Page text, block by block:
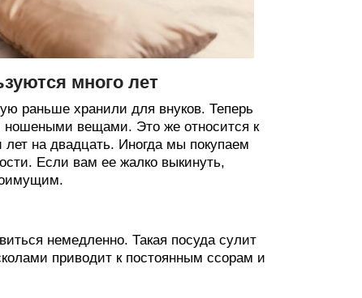
много лет
раньше хранили для внуков. Теперь
ношеными вещами. Это же относится к
на двадцать. Иногда мы покупаем
Если вам ее жалко выкинуть,
немедленно. Такая посуда сулит
приводит к постоянным ссорам и